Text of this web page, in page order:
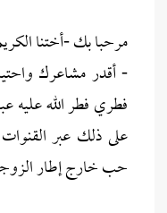
مرحبا بك -أختنا
- أقدر مشاعرك
فطري فطر الله عليه
على ذلك عبر
حب خارج إطار